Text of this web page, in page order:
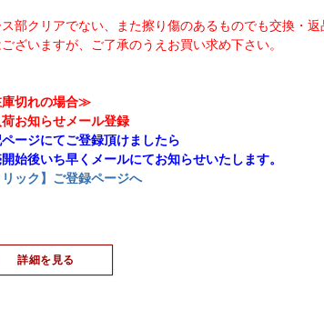
部クリアでない、また擦り傷のあるものでも交換・
ざいますが、ご了承のうえお買い求め下さい。
切れの場合≫
お知らせメール登録
ージにてご登録頂けましたら
始後いち早くメールにてお知らせいたします。
リック】ご登録ページへ
詳細を見る